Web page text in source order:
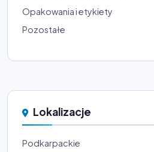
Opakowania i etykiety
Pozostałe
Lokalizacje
Podkarpackie